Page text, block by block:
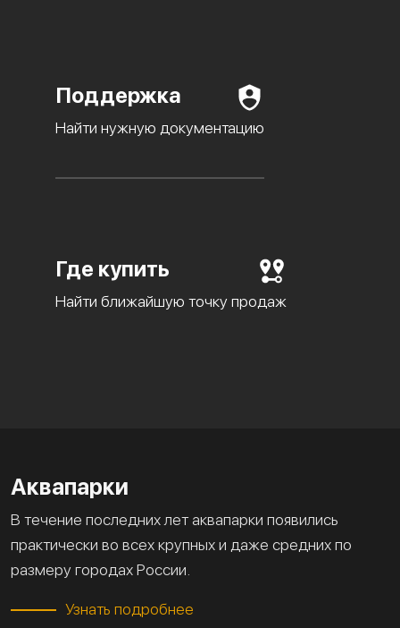
Поддержка
Найти нужную документацию
Где купить
Найти ближайшую точку продаж
Аквапарки
В течение последних лет аквапарки появились
практически во всех крупных и даже средних по
размеру городах России.
Узнать подробнее